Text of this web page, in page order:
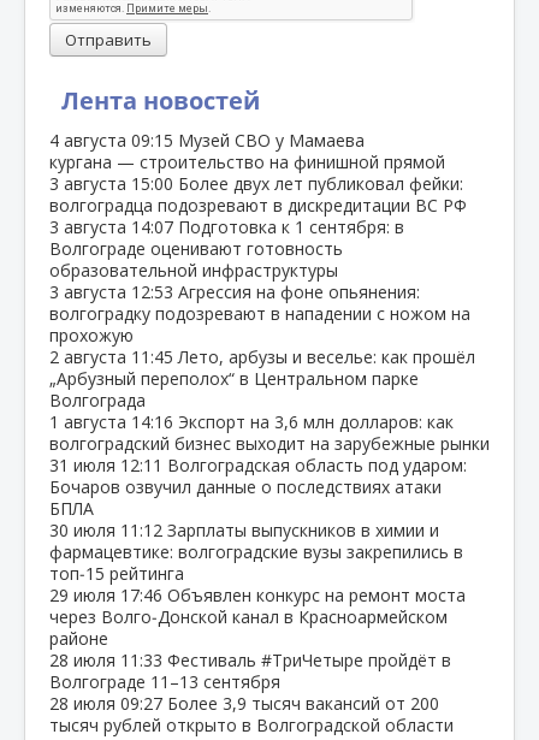
Лента новостей
4 августа 09:15 Музей СВО у Мамаева
кургана — строительство на финишной прямой
3 августа 15:00 Более двух лет публиковал фейки:
волгоградца подозревают в дискредитации ВС РФ
3 августа 14:07 Подготовка к 1 сентября: в
Волгограде оценивают готовность
образовательной инфраструктуры
3 августа 12:53 Агрессия на фоне опьянения:
волгоградку подозревают в нападении с ножом на
прохожую
2 августа 11:45 Лето, арбузы и веселье: как прошёл
„Арбузный переполох“ в Центральном парке
Волгограда
1 августа 14:16 Экспорт на 3,6 млн долларов: как
волгоградский бизнес выходит на зарубежные рынки
31 июля 12:11 Волгоградская область под ударом:
Бочаров озвучил данные о последствиях атаки
БПЛА
30 июля 11:12 Зарплаты выпускников в химии и
фармацевтике: волгоградские вузы закрепились в
топ‑15 рейтинга
29 июля 17:46 Объявлен конкурс на ремонт моста
через Волго‑Донской канал в Красноармейском
районе
28 июля 11:33 Фестиваль #ТриЧетыре пройдёт в
Волгограде 11–13 сентября
28 июля 09:27 Более 3,9 тысяч вакансий от 200
тысяч рублей открыто в Волгоградской области
Отправить